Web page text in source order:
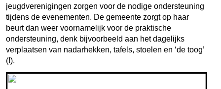
jeugdverenigingen zorgen voor de nodige ondersteuning
tijdens de evenementen. De gemeente zorgt op haar
beurt dan weer voornamelijk voor de praktische
ondersteuning, denk bijvoorbeeld aan het dagelijks
verplaatsen van nadarhekken, tafels, stoelen en ‘de toog’
(!).